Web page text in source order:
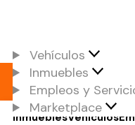
Vehículos
Inmuebles
Empleos y
Marketplace
Vehículos
Inmuebles